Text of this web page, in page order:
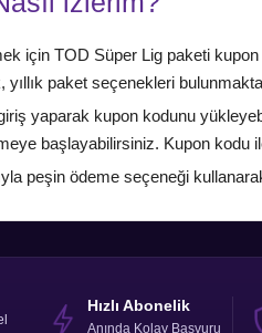
için TOD Süper Lig paketi
yıllık paket seçenekleri
yaparak kupon kodunu
başlayabilirsiniz. Kupon kodu
peşin ödeme seçeneği
Hızlı Abonelik
Anında Kolay Başvuru